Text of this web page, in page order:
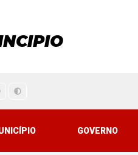
GOVERNO